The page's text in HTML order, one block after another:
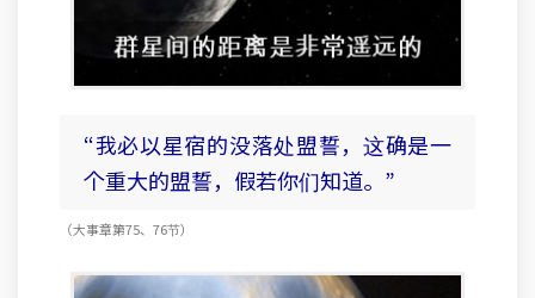
“我必以星宿的没落处盟誓，这确是一
个重大的盟誓，假若你们知道。”
（大事 章 第75、76节）